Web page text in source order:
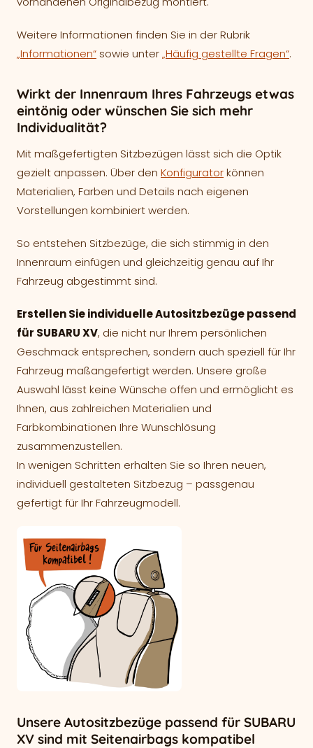
Weitere Informationen finden Sie in der Rubrik
„Informationen“ sowie unter„Häufig gestellte Fragen“.
Wirkt der Innenraum Ihres Fahrzeugs etwas
eintönig oder wünschen Sie sich mehr
Individualität?
Mit maßgefertigten Sitzbezügen lässt sich die Optik
gezielt anpassen. Über den Konfiguratorkönnen
Materialien, Farben und Details nach eigenen
Vorstellungen kombiniert werden.
So entstehen Sitzbezüge, die sich stimmig in den
Innenraum einfügen und gleichzeitig genau auf Ihr
Fahrzeug abgestimmt sind.
Erstellen Sie individuelle Autositzbezüge passend
für SUBARU XV, die nicht nur Ihrem persönlichen
Geschmack entsprechen, sondern auch speziell für Ihr
Fahrzeug maßangefertigt werden. Unsere große
Auswahl lässt keine Wünsche offen und ermöglicht es
Ihnen, aus zahlreichen Materialien und
Farbkombinationen Ihre Wunschlösung
zusammenzustellen.
In wenigen Schritten erhalten Sie so Ihren neuen,
individuell gestalteten Sitzbezug – passgenau
gefertigt für Ihr Fahrzeugmodell.
Unsere Autositzbezüge passend für SUBARU
XV sind mit Seitenairbags kompatibel